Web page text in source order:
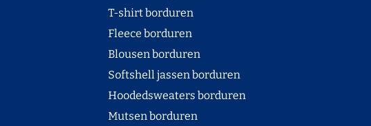
T-shirt borduren
Fleece borduren
Blousen borduren
Softshell jassen borduren
Hoodedsweaters borduren
Mutsen borduren